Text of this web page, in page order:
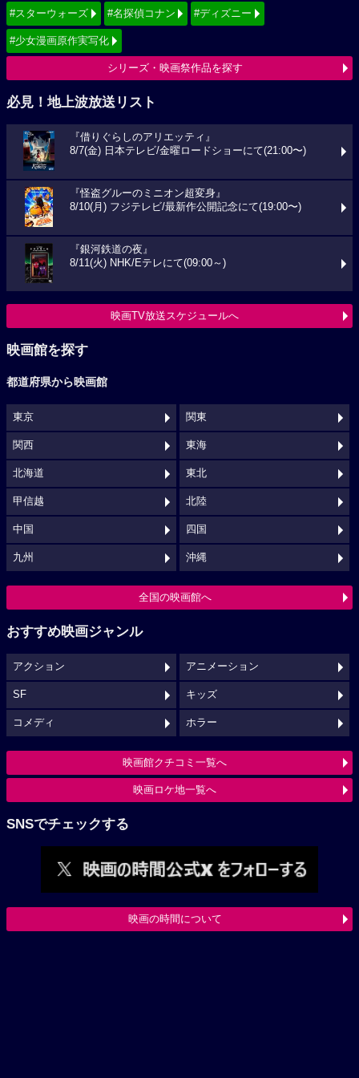
#スターウォーズ #名探偵コナン #ディズニー
#少女漫画原作実写化
シリーズ・映画祭作品を探す
必見！地上波放送リスト
『借りぐらしのアリエッティ』
8/7(金) 日本テレビ/金曜ロードショーにて(21:00〜)
『怪盗グルーのミニオン超変身』
8/10(月) フジテレビ/最新作公開記念にて(19:00〜)
『銀河鉄道の夜』
8/11(火) NHK/Eテレにて(09:00～)
映画TV放送スケジュールへ
映画館を探す
都道府県から映画館
東京 関東
関西 東海
北海道 東北
甲信越 北陸
中国 四国
九州 沖縄
全国の映画館へ
おすすめ映画ジャンル
アクション アニメーション
SF キッズ
コメディ ホラー
映画館クチコミ一覧へ
映画ロケ地一覧へ
SNSでチェックする
映画の時間について